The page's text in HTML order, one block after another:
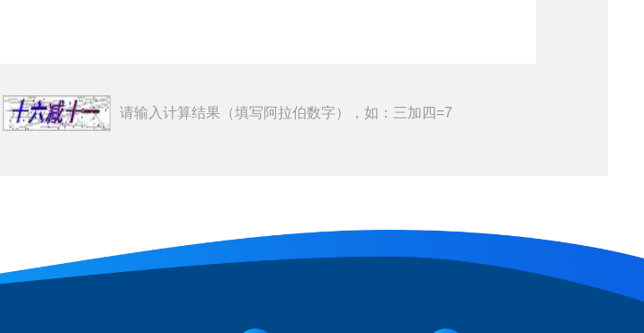
请输入计算结果（填写阿拉伯数字），如：三加四=7